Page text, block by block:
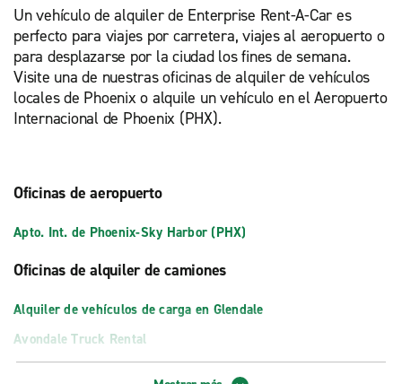
Un vehículo de alquiler de Enterprise Rent-A-Car es
perfecto para viajes por carretera, viajes al aeropuerto o
para desplazarse por la ciudad los fines de semana.
Visite una de nuestras oficinas de alquiler de vehículos
locales de Phoenix o alquile un vehículo en el Aeropuerto
Internacional de Phoenix (PHX).
Oficinas de aeropuerto
Apto. Int. de Phoenix-Sky Harbor (PHX)
Oficinas de alquiler de camiones
Alquiler de vehículos de carga en Glendale
Avondale Truck Rental